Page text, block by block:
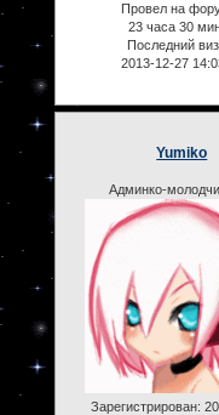
Провел на
23 часа 30
Последний
2013-12-27
Yumiko
Админко-
Зарегистрирован: